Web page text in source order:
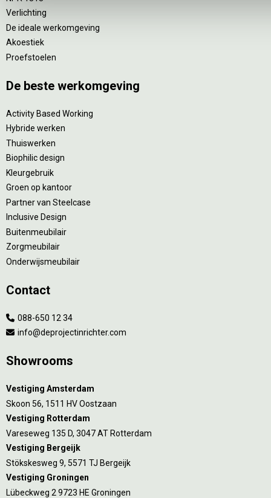
Verlichting
De ideale werkomgeving
Akoestiek
Proefstoelen
De beste werkomgeving
Activity Based Working
Hybride werken
Thuiswerken
Biophilic design
Kleurgebruik
Groen op kantoor
Partner van Steelcase
Inclusive Design
Buitenmeubilair
Zorgmeubilair
Onderwijsmeubilair
Contact
088-650 12 34
info@deprojectinrichter.com
Showrooms
Vestiging Amsterdam
Skoon 56, 1511 HV Oostzaan
Vestiging Rotterdam
Vareseweg 135 D, 3047 AT Rotterdam
Vestiging Bergeijk
Stökskesweg 9, 5571 TJ Bergeijk
Vestiging Groningen
Lübeckweg 2 9723 HE Groningen